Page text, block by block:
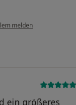
melden
ein größeres